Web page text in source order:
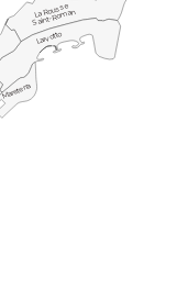
La Rousse
Saint-Roman
Larvotto
Mareterra